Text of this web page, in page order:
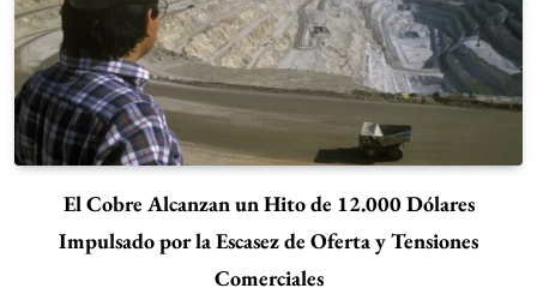
El Cobre Alcanzan un Hito de 12.000 Dólares
Impulsado por la Escasez de Oferta y Tensiones
Comerciales